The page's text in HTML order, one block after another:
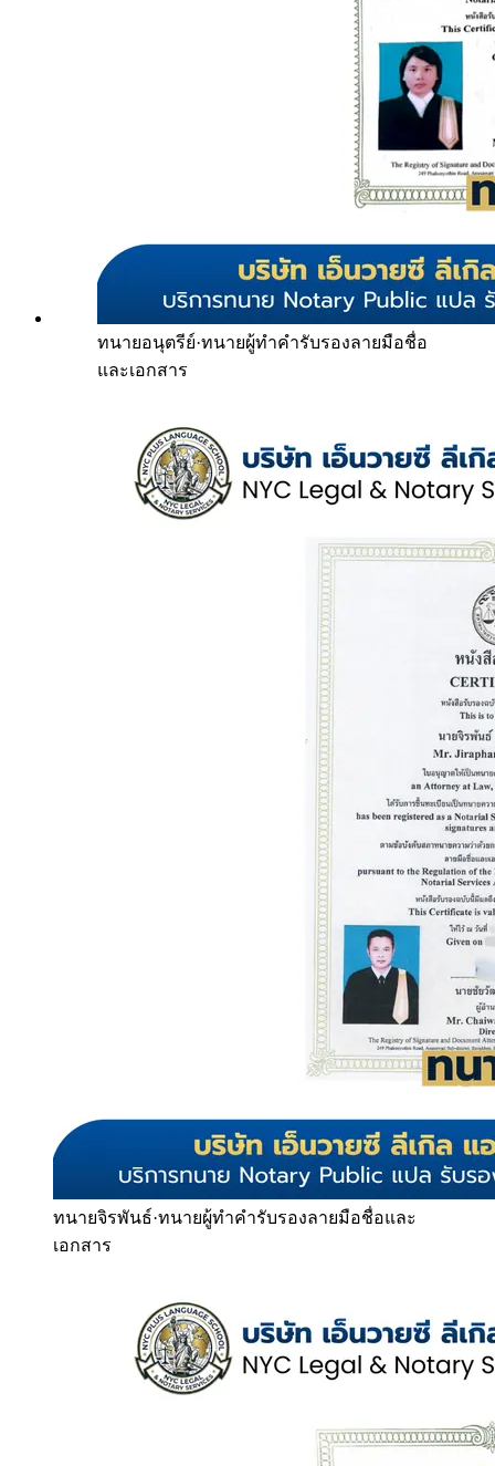
ทนายอนุตรีย์·ทนายผู้ทำคำรับรองลายมือชื่อ
และเอกสาร
ทนายจิรพันธ์·ทนายผู้ทำคำรับรองลายมือชื่อและ
เอกสาร